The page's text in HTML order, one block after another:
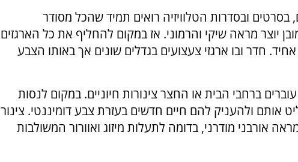
בסרטים ובסדרות הטלוויזיה רואים תמיד שהכל מסודר
יוצר מראה שיקי והרמוני. אז במקום להחליף את כל הארגזים
חדר ובו ארגזי צעצועים בגדלים שונים אך באותו הצבע
ברחבי הבית או החצר צינורות חיוניים. במקום לנסות
אותם ולהעניק להם חיים חדשים בעזרת צבע דומיננטי. צינור
אורבני מודרני, בדומה לתעלות מיזוג ואוורור המשולבות